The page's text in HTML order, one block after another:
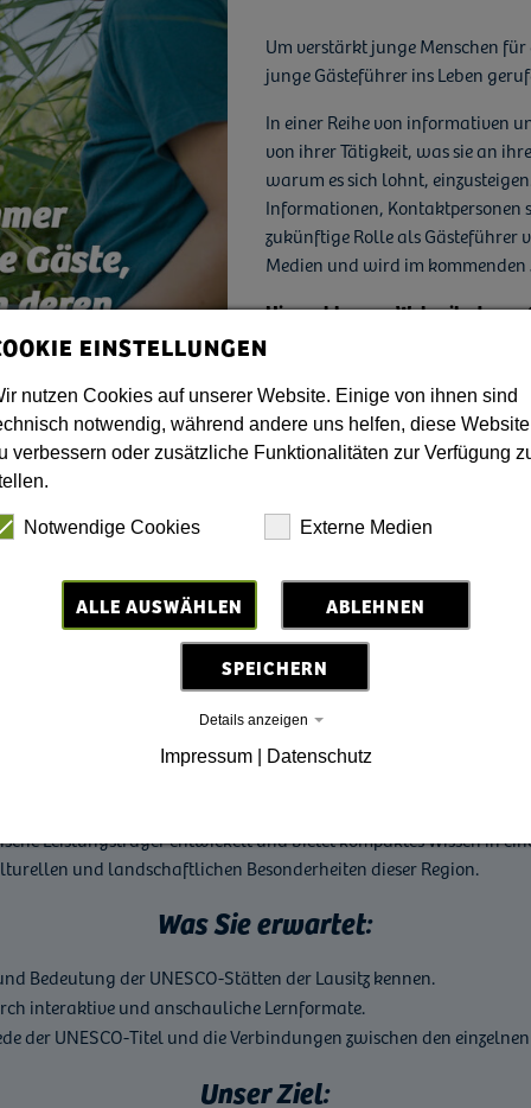
Um verstärkt junge Menschen
junge Gästeführer ins Leben
In einer Reihe von informativen
von ihrer Tätigkeit, was sie an
warum es sich lohnt,
Informationen, Kontaktpersonen
zukünftige Rolle als Gästeführer
Medien und wird im
Hier geht es zur Webseite
"UNESCO-
Leistungsträger entwickelt und bietet kompaktes Wissen in
und landschaftlichen Besonderheiten dieser Region.
Was Sie erwartet:
Bedeutung der UNESCO-Stätten der Lausitz kennen.
interaktive und anschauliche Lernformate.
der UNESCO-Titel und die Verbindungen zwischen den
Unser Ziel:
EINSTELLUNGEN
nutzen Cookies auf unserer Website. Einige von ihnen sind
notwendig, während andere uns helfen, diese Website
verbessern oder zusätzliche Funktionalitäten zur Verfügung
Notwendige Cookies Externe Medien
ALLE AUSWÄHLEN ABLEHNEN
SPEICHERN
Details anzeigen
Impressum | Datenschutz